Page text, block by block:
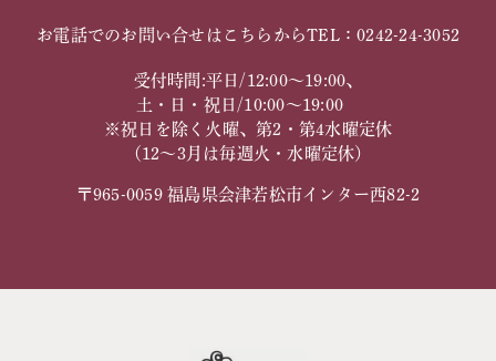
お電話でのお問い合せはこちらからTEL：0242-24-3052
受付時間:平日/12:00～19:00、
土・日・祝日/10:00～19:00
※祝日を除く火曜、第2・第4水曜定休
（12～3月は毎週火・水曜定休）
〒965-0059 福島県会津若松市インター西82-2